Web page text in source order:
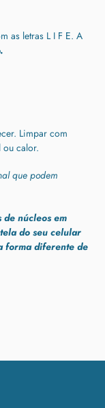
as letras L I F E. A
Limpar com
ou calor.
que podem
núcleos em
do seu celular
forma diferente de